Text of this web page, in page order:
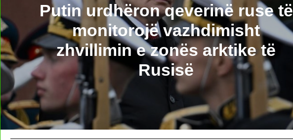
Putin urdhëron qeverinë ruse të
monitorojë vazhdimisht
zhvillimin e zonës arktike të
Rusisë